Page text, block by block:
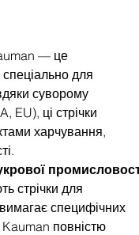
— це
для
суворому
EU), ці стрічки
харчування,
стрічки для
специфічних
Kauman повністю